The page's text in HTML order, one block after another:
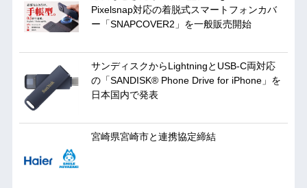
Pixelsnap対応の着脱式スマートフォンカバ
ー「SNAPCOVER2」を一般販売開始
サンディスクからLightningとUSB-C両対応
の「SANDISK® Phone Drive for iPhone」を
日本国内で発表
宮崎県宮崎市と連携協定締結